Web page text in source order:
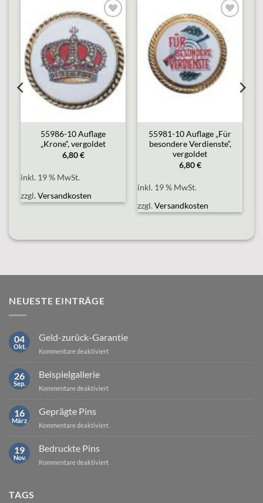
Add to
wishlist
55986-10 Auflage
„Krone“, vergoldet
6,80€
inkl. 19 % MwSt.
zzgl.Versandkosten
Add to
wishlist
55981-10 Auflage „Für
besondere Verdienste“,
vergoldet
6,80€
inkl. 19 % MwSt.
zzgl.Versandkosten
NEUESTE EINTRÄGE
04
Okt.
Geld-zurück-Garantie
Kommentare deaktiviertfür
26
Sep.
Beispielgallerie
Kommentare deaktiviertfür
16
März
Geprägte Pins
Kommentare deaktiviertfür
19
Nov.
Bedruckte Pins
Kommentare deaktiviertfür
TAGS